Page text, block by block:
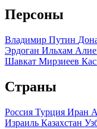
Персоны
Владимир Путин
Эрдоган Ильхам
Шавкат Мирзиеев
Страны
Россия Турция Иран
Израиль Казахстан